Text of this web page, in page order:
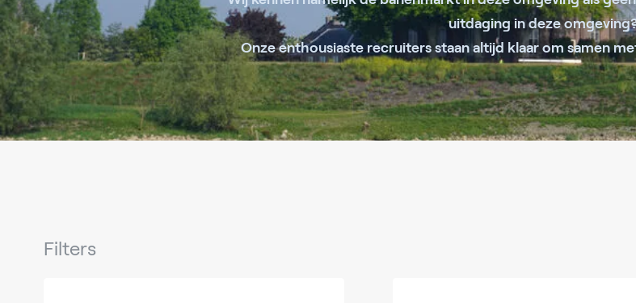
uitdaging in deze
Onze enthousiaste recruiters staan altijd klaar om samen
Filters